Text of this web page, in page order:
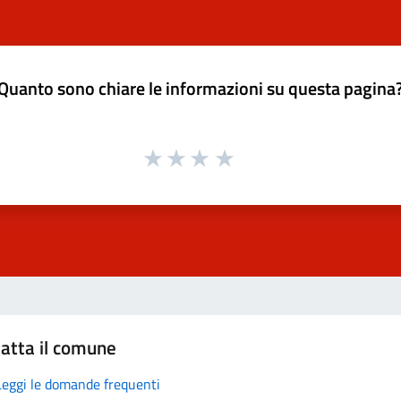
sono chiare le informazioni su questa
il comune
le domande frequenti